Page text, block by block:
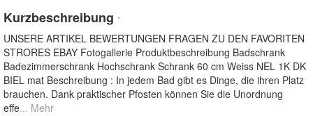
Kurzbeschreibung *
UNSERE ARTIKEL BEWERTUNGEN FRAGEN ZU DEN FAVORITEN
STRORES EBAY Fotogallerie Produktbeschreibung Badschrank
Badezimmerschrank Hochschrank Schrank 60 cm Weiss NEL 1K DK
BIEL mat Beschreibung : In jedem Bad gibt es Dinge, die ihren Platz
brauchen. Dank praktischer Pfosten können Sie die Unordnung
effe... Mehr